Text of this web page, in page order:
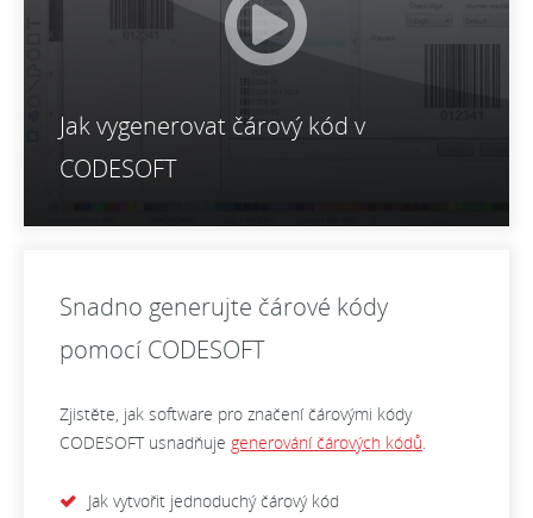
Jak vygenerovat čárový kód v
CODESOFT
Snadno generujte čárové kódy
pomocí CODESOFT
Zjistěte, jak software pro značení čárovými kódy
CODESOFT usnadňuje generování čárových kódů.
Jak vytvořit jednoduchý čárový kód